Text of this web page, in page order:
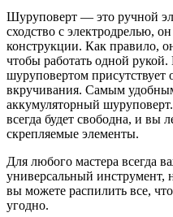
Шуруповерт — это ручной
сходство с электродрелью,
конструкции. Как правило,
чтобы работать одной
шуруповертом присутствует
вкручивания. Самым
аккумуляторный
всегда будет свободна, и вы
скрепляемые элементы.
Для любого мастера всегда
универсальный инструмент,
вы можете распилить все,
угодно.